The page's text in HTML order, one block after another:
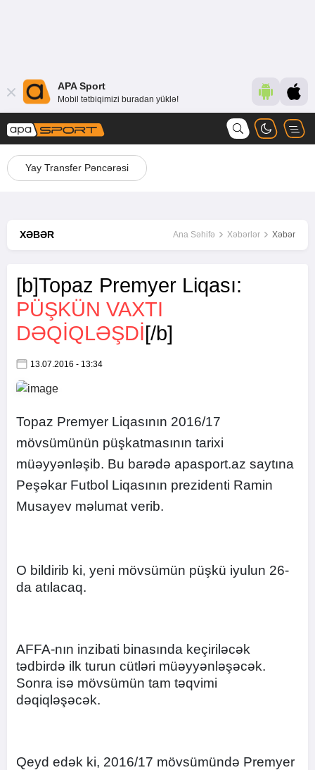
APA Sport
Mobil tətbiqimizi buradan yüklə!
Yay Transfer Pəncərəsi
XƏBƏR Ana Səhifə Xəbərlər Xəbər
[b]Topaz Premyer Liqası:
PÜŞKÜN VAXTI
DƏQIQLƏŞDI[/b]
13.07.2016 - 13:34
Topaz Premyer Liqasının 2016/17
mövsümünün püşkatmasının tarixi
müəyyənləşib. Bu barədə apasport.az saytına
Peşəkar Futbol Liqasının prezidenti Ramin
Musayev məlumat verib.
O bildirib ki, yeni mövsümün püşkü iyulun 26-
da atılacaq.
AFFA-nın inzibati binasında keçiriləcək
tədbirdə ilk turun cütləri müəyyənləşəcək.
Sonra isə mövsümün tam təqvimi
dəqiqləşəcək.
Qeyd edək ki, 2016/17 mövsümündə Premyer